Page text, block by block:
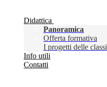
Didattica
Panoramica
Offerta formativa
I progetti delle classi
Info utili
Contatti